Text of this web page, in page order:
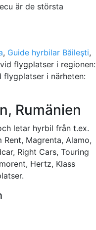
är de största
, Guide hyrbilar Băileşti,
flygplatser i regionen:
i närheten:
Rumänien
letar hyrbil från t.ex.
Magrenta, Alamo,
Right Cars, Touring
Hertz, Klass